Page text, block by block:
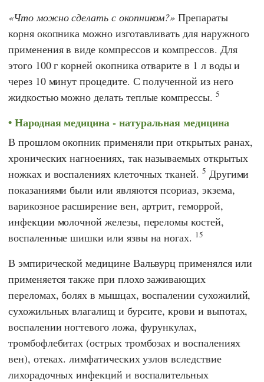
Что можно сделать с окопником? Препараты
корня окопника можно изготавливать для наружного
применения в виде компрессов и компрессов. Для
этого 100 г корней окопника отварите в 1 л воды и
через 10 минут процедите. С полученной из него
жидкостью можно делать теплые компрессы. 5
Народная медицина - натуральная медицина
В прошлом окопник применяли при открытых ранах,
хронических нагноениях, так называемых открытых
ножках и воспалениях клеточных тканей. 5 Другими
показаниями были или являются псориаз, экзема,
варикозное расширение вен, артрит, геморрой,
инфекции молочной железы, переломы костей,
воспаленные шишки или язвы на ногах. 15
В эмпирической медицине Вальвурц применялся или
применяется также при плохо заживающих
переломах, болях в мышцах, воспалении сухожилий,
сухожильных влагалищ и бурсите, крови и выпотах,
воспалении ногтевого ложа, фурункулах,
тромбофлебитах (острых тромбозах и воспалениях
вен), отеках. лимфатических узлов вследствие
лихорадочных инфекций и воспалительных